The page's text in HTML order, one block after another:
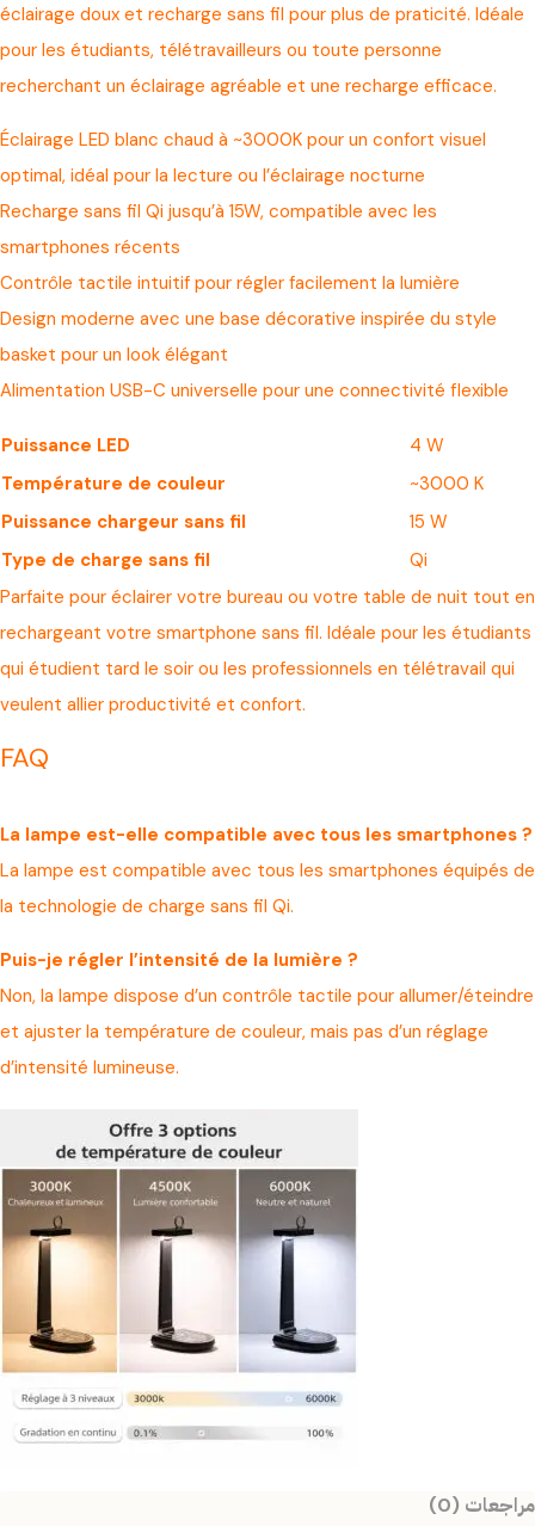
éclairage doux et recharge sans fil pour plus de praticité. Idéale
pour les étudiants, télétravailleurs ou toute personne
recherchant un éclairage agréable et une recharge efficace.
Éclairage LED blanc chaud à ~3000K pour un confort visuel
optimal, idéal pour la lecture ou l’éclairage nocturne
Recharge sans fil Qi jusqu’à 15W, compatible avec les
smartphones récents
Contrôle tactile intuitif pour régler facilement la lumière
Design moderne avec une base décorative inspirée du style
basket pour un look élégant
Alimentation USB-C universelle pour une connectivité flexible
Puissance LED
4 W
Température de couleur
~3000 K
Puissance chargeur sans fil
15 W
Type de charge sans fil
Qi
Parfaite pour éclairer votre bureau ou votre table de nuit tout en
rechargeant votre smartphone sans fil. Idéale pour les étudiants
qui étudient tard le soir ou les professionnels en télétravail qui
veulent allier productivité et confort.
FAQ
La lampe est-elle compatible avec tous les smartphones ?
La lampe est compatible avec tous les smartphones équipés de
la technologie de charge sans fil Qi.
Puis-je régler l’intensité de la lumière ?
Non, la lampe dispose d’un contrôle tactile pour allumer/éteindre
et ajuster la température de couleur, mais pas d’un réglage
d’intensité lumineuse.
مراجعات (0)